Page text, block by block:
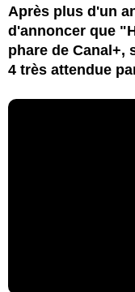
Après plus d'un
d'annoncer que
phare de Canal+,
4 très attendue